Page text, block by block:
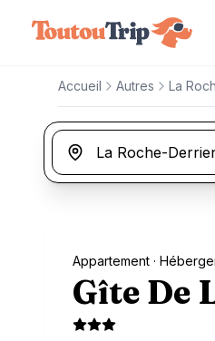
Accueil Autres La
Appartement ·
Gîte De